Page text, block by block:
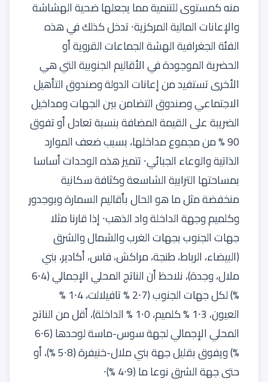
منه كمستوى للتنمية مما يجعلها ضحية الهشاشة
والإعانات المالية المركزية⸱ تدخل كذلك في هذه
الفئة الجغرافية الهشة الجماعات القروية أو
الحضرية الموجودة في الأقاليم الجنوبية التي هي
الأخرى تستفيد من إعانات الدولة وصندوق التأهيل
الاجتماعي وصندوق التضامن بين الجهات ومداخيل
الضريبة على القيمة المضافة بنسبة تعادل أو تفوق
90 % من مجموع مداخلها، بسبب ضعف الموارد
الذاتية والوعاء الجبائي⸱ تتميز هذه الوحدات أساسا
بمساحتها الترابية الشاسعة وكثافة سكانية
منخفضة مثل ما هو الحال بأقاليم السمارة وبوجدور
وكلميم وجهة الداخلة واد الذهب⸱ إذا قارنا مثلا
جهات الجنوب بجهات الغرب والشمال والشرق
(البيضاء، الرباط، طنجة، مراكش، فاس، أكادير، بني
ملال، وجدة)، نلاحظ أن الناتج المحلي الإجمالي (4⸱6
%) لكل جهات الجنوب (7⸱2 % تافيلالت، 4⸱1 %
العيون، 3⸱1 % كلميم، 0⸱1 % الداخلة)، أقل من الناتج
المحلي الإجمالي لجهة سوس-ماسة لوحدها (6⸱6
%) ويفوق بقليل جهة بني ملال-خنيفرة (8⸱5 %)، أو
حتى جهة الشرق نوعا ما (9⸱4 %)⸱